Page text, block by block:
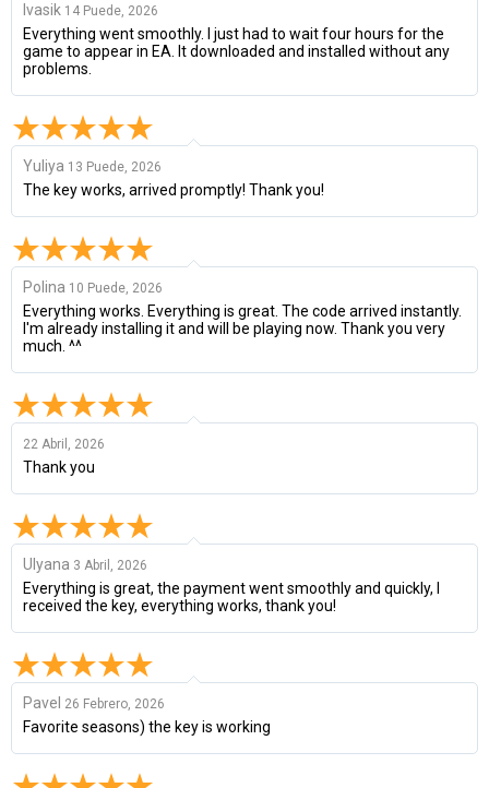
Ivasik 14 Puede, 2026
Everything went smoothly. I just had to wait four hours for the
game to appear in EA. It downloaded and installed without any
problems.
Yuliya 13 Puede, 2026
The key works, arrived promptly! Thank you!
Polina 10 Puede, 2026
Everything works. Everything is great. The code arrived instantly.
I'm already installing it and will be playing now. Thank you very
much. ^^
22 Abril, 2026
Thank you
Ulyana 3 Abril, 2026
Everything is great, the payment went smoothly and quickly, I
received the key, everything works, thank you!
Pavel 26 Febrero, 2026
Favorite seasons) the key is working